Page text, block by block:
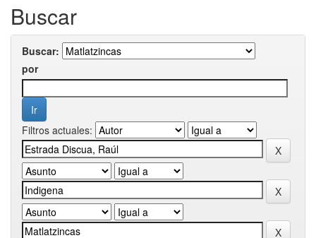
Buscar
Buscar:
por
Filtros actuales: